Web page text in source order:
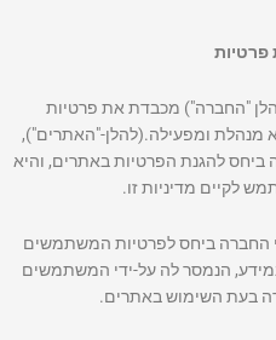
פרטיות
"החברה") מכבדת את פרטיות
ומפעילה.(להלן-"האתרים"),
להגנת הפרטיות באתרים, והיא
לקיים מדיניות זו.
החברה ביחס לפרטיות המשתמשים
הנמסר לה על-ידי המשתמשים
בעת השימוש באתרים.